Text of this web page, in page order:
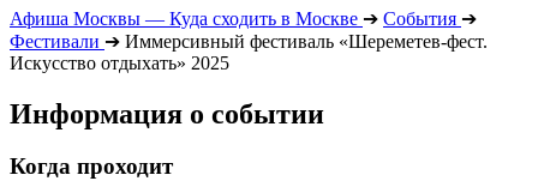
Афиша Москвы — Куда сходить в Москве ➔ События ➔
Фестивали ➔ Иммерсивный фестиваль «Шереметев-фест.
Искусство отдыхать» 2025
Информация о событии
Когда проходит